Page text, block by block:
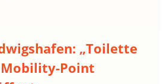
„Toilette
Point